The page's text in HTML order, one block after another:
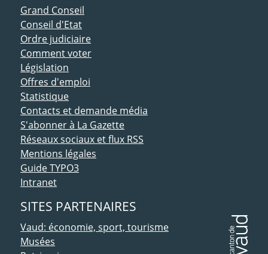
ACCÈS DIRECT
Grand Conseil
Conseil d'Etat
Ordre judiciaire
Comment voter
Législation
Offres d'emploi
Statistique
Contacts et demande média
S'abonner à La Gazette
Réseaux sociaux et flux RSS
Mentions légales
Guide TYPO3
Intranet
SITES PARTENAIRES
Vaud: économie, sport, tourisme
Musées